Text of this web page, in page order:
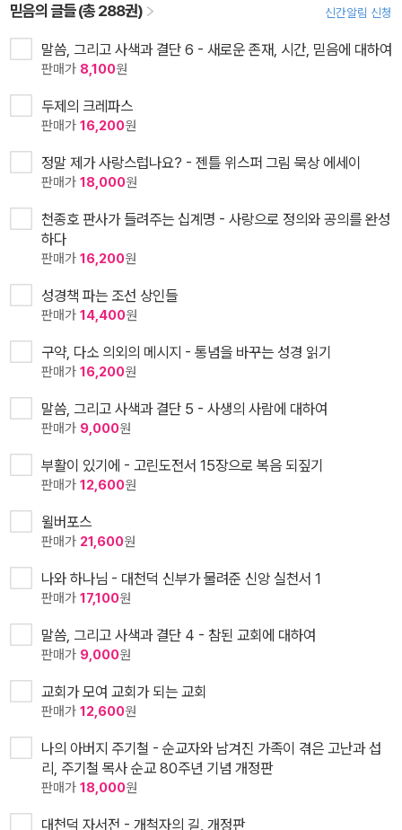
믿음의 글들 (총 288권) 신간알림 신청
말씀, 그리고 사색과 결단 6 - 새로운 존재, 시간, 믿음에 대하여
판매가 8,100원
두제의 크레파스
판매가 16,200원
정말 제가 사랑스럽나요? - 젠틀 위스퍼 그림 묵상 에세이
판매가 18,000원
천종호 판사가 들려주는 십계명 - 사랑으로 정의와 공의를 완성
하다
판매가 16,200원
성경책 파는 조선 상인들
판매가 14,400원
구약, 다소 의외의 메시지 - 통념을 바꾸는 성경 읽기
판매가 16,200원
말씀, 그리고 사색과 결단 5 - 사생의 사람에 대하여
판매가 9,000원
부활이 있기에 - 고린도전서 15장으로 복음 되짚기
판매가 12,600원
윌버포스
판매가 21,600원
나와 하나님 - 대천덕 신부가 물려준 신앙 실천서 1
판매가 17,100원
말씀, 그리고 사색과 결단 4 - 참된 교회에 대하여
판매가 9,000원
교회가 모여 교회가 되는 교회
판매가 12,600원
나의 아버지 주기철 - 순교자와 남겨진 가족이 겪은 고난과 섭
리, 주기철 목사 순교 80주년 기념 개정판
판매가 18,000원
대천덕 자서전 - 개척자의 길, 개정판